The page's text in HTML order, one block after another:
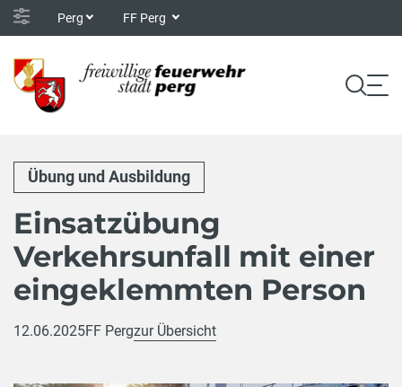
Perg FF Perg
Übung und Ausbildung
Einsatzübung
Verkehrsunfall mit einer
eingeklemmten Person
12.06.2025FF Pergzur Übersicht